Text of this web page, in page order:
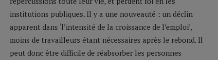
institutions publiques. Il y a une nouveauté : un déclin
apparent dans ‘l’intensité de la croissance de l’emploi’,
moins de travailleurs étant nécessaires après le rebond. Il
peut donc être difficile de réabsorber les personnes